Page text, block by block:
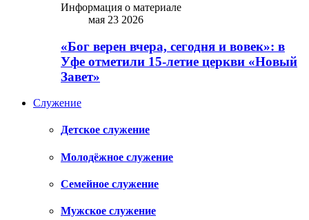
Информация о материале
мая 23 2026
«Бог верен вчера, сегодня и вовек»: в
Уфе отметили 15-летие церкви «Новый
Завет»
Служение
Детское служение
Молодёжное служение
Семейное служение
Мужское служение